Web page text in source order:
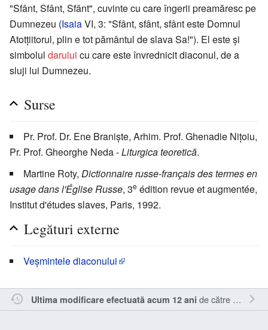
"Sfânt, Sfânt, Sfânt", cuvinte cu care îngerii preamăresc pe
Dumnezeu (IsaiaVI, 3: "Sfânt, sfânt, sfânt este Domnul
Atotţiitorul, plin e tot pământul de slava Sa!"). El este şi
simbolul darului cu care este învrednicit diaconul, de a
sluji lui Dumnezeu.
Surse
Pr. Prof. Dr. Ene Branişte, Arhim. Prof. Ghenadie Niţoiu,
Pr. Prof. Gheorghe Neda -Liturgica teoretică.
Martine Roty, Dictionnaire russe-français des termes en
usage dans l'Église Russe, 3e édition revue et augmentée,
Institut d'études slaves, Paris, 1992.
Legături externe
Veşmintele diaconului
Ultima modificare efectuată acum 12 ani de către Nick15